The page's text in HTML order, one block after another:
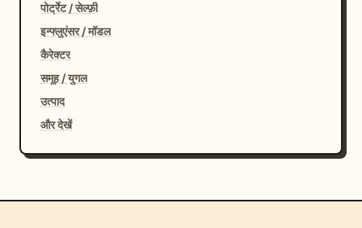
पोर्ट्रेट / सेल्फ़ी
इन्फ्लुएंसर / मॉडल
कैरेक्टर
समूह / युगल
उत्पाद
और देखें